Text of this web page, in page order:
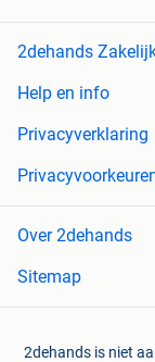
2dehands
Help en info
Privacyverklaring
Over 2dehands
Sitemap
2dehands is niet